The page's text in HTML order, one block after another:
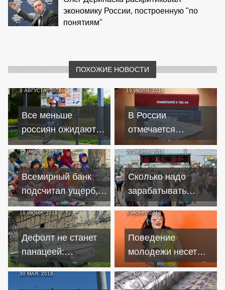
экономику России, построенную "по
понятиям"
ПОХОЖИЕ НОВОСТИ
9 АВГУСТА, 2018
Все меньше
россиян ожидают
светлого будущего
19 ИЮЛЯ, 2018
В России
отмечается
снижение уровня
коррупции
12 ИЮЛЯ, 2018
Всемирный банк
подсчитал ущерб,
наносимый
ограничением
доступа девочек к
образованию
20 ИЮНЯ, 2018
Сколько надо
зарабатывать
россиянину для
соответствия
статусу среднего
класса
16 ИЮНЯ, 2018
Дефолт не станет
панацеей:
экономика Украины
рухнет
8 ИЮНЯ, 2018
Поведение
молодежи несет
угрозу пенсионной
системе России
30 МАЯ, 2018 25 МАЯ, 2018